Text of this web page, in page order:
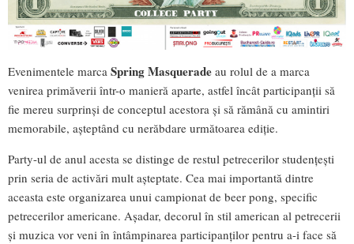
Evenimentele marca Spring Masquerade au rolul de a marca
venirea primăverii într-o manieră aparte, astfel încât participanții să
fie mereu surprinși de conceptul acestora și să rămână cu amintiri
memorabile, așteptând cu nerăbdare următoarea ediție.
Party-ul de anul acesta se distinge de restul petrecerilor studențești
prin seria de activări mult așteptate. Cea mai importantă dintre
aceasta este organizarea unui campionat de beer pong, specific
petrecerilor americane. Așadar, decorul în stil american al petrecerii
și muzica vor veni în întâmpinarea participanților pentru a-i face să